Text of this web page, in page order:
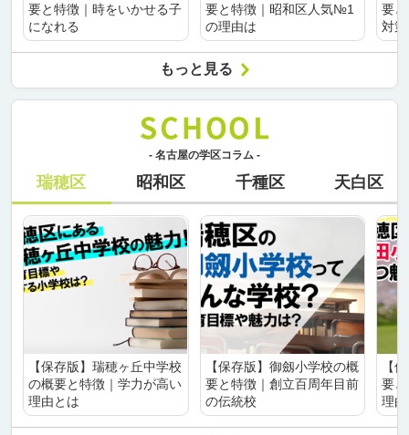
要と特徴｜時をいかせる子
になれる
要と特徴｜昭和区人気№1
の理由は
要
対
もっと見る
- 名古屋の学区コラム -
瑞穂区 昭和区 千種区 天白区
【保存版】瑞穂ヶ丘中学校
の概要と特徴｜学力が高い
理由とは
【保存版】御劔小学校の概
要と特徴｜創立百周年目前
の伝統校
【
要
理